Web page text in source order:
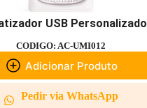
USB Personalizado
CODIGO: AC-UMI012
Adicionar Produto
Pedir via WhatsApp